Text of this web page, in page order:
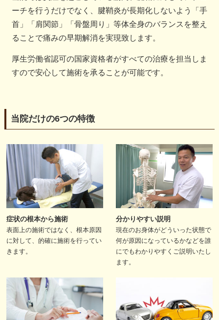
ーチを行うだけでなく、腱鞘炎が長期化しないよう「手
首」「肩関節」「骨盤周り」等体全身のバランスを整え
ることで痛みの早期解消を実現致します。
厚生労働省認可の国家資格者がすべての治療を担当しま
すので安心して施術を承ることが可能です。
当院だけの6つの特徴
症状の根本から施術
表面上の施術ではなく、根本原因
に対して、的確に施術を行ってい
きます。
分かりやすい説明
現在のお身体がどういった状態で
何が原因になっているかなどを誰
にでもわかりやすくご説明いたし
ます。